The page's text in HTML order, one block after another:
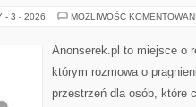
- 3 - 2026 MOŻLIWOŚĆ
Anonserek.pl to miejsce o
którym rozmowa o
przestrzeń dla osób, które